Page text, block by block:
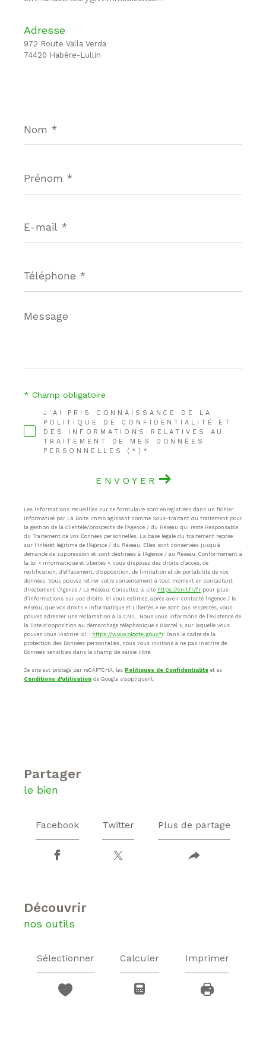
Adresse
972 Route Valla Verda
74420 Habère-Lullin
*
*
mail
*
*
Message
*
J'AI PRIS CONNAISSANCE DE LA
POLITIQUE DE CONFIDENTIALITÉ ET
DES INFORMATIONS RELATIVES AU
TRAITEMENT DE MES DONNÉES
PERSONNELLES (*)*
* Champ obligatoire
ENVOYER
Les informations recueillies sur ce formulaire sont enregistrées dans un fichier
informatisé par La Boite Immo agissant comme Sous-traitant du traitement pour
la gestion de la clientèle/prospects de l'Agence / du Réseau qui reste Responsable
du Traitement de vos Données personnelles. La base légale du traitement repose
sur l'intérêt légitime de l'Agence / du Réseau. Elles sont conservées jusqu'à
demande de suppression et sont destinées à l'Agence / au Réseau. Conformément à
la loi « informatique et libertés », vous disposez des droits d’accès, de
rectification, d’effacement, d’opposition, de limitation et de portabilité de vos
données. Vous pouvez retirer votre consentement à tout moment en contactant
directement l’Agence / Le Réseau. Consultez le site https://cnil.fr/fr pour plus
d’informations sur vos droits. Si vous estimez, après avoir contacté l'Agence / le
Réseau, que vos droits « Informatique et Libertés » ne sont pas respectés, vous
pouvez adresser une réclamation à la CNIL. Nous vous informons de l’existence de
la liste d'opposition au démarchage téléphonique « Bloctel », sur laquelle vous
pouvez vous inscrire ici : https://www.bloctel.gouv.fr. Dans le cadre de la
protection des Données personnelles, nous vous invitons à ne pas inscrire de
Données sensibles dans le champ de saisie libre.
Ce site est protégé par reCAPTCHA, les Politiques de Confidentialité et es
Conditions d'utilisation de Google s'appliquent.
partager
le bien
Facebook Twitter Plus de partage
découvrir
nos outils
Sélectionner Calculer Imprimer